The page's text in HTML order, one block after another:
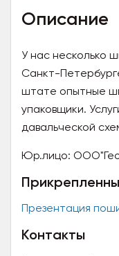
Описание
У нас несколько
Санкт-
штате опытные
упаковщики.
давальческой
Юр.лицо:
Презентация
Контакты